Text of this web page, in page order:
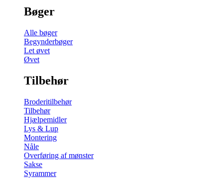
Bøger
Alle bøger
Begynderbøger
Let øvet
Øvet
Tilbehør
Broderitilbehør
Tilbehør
Hjælpemidler
Lys & Lup
Montering
Nåle
Overføring af mønster
Sakse
Syrammer